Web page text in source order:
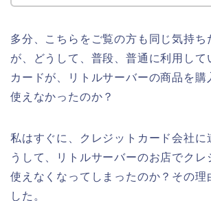
多分、こちらをご覧の方も同じ気持ち
が、どうして、普段、普通に利用して
カードが、リトルサーバーの商品を購
使えなかったのか？
私はすぐに、クレジットカード会社に
うして、リトルサーバーのお店でクレ
使えなくなってしまったのか？その理
した。